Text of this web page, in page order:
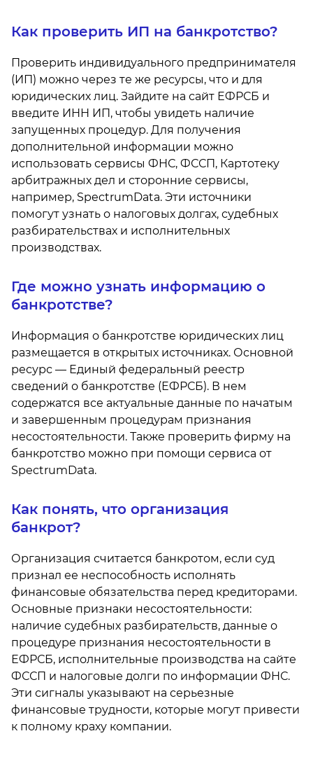
Как проверить ИП на банкротство?
Проверить индивидуального предпринимателя
(ИП) можно через те же ресурсы, что и для
юридических лиц. Зайдите на сайт ЕФРСБ и
введите ИНН ИП, чтобы увидеть наличие
запущенных процедур. Для получения
дополнительной информации можно
использовать сервисы ФНС, ФССП, Картотеку
арбитражных дел и сторонние сервисы,
например, SpectrumData. Эти источники
помогут узнать о налоговых долгах, судебных
разбирательствах и исполнительных
производствах.
Где можно узнать информацию о
банкротстве?
Информация о банкротстве юридических лиц
размещается в открытых источниках. Основной
ресурс — Единый федеральный реестр
сведений о банкротстве (ЕФРСБ). В нем
содержатся все актуальные данные по начатым
и завершенным процедурам признания
несостоятельности. Также проверить фирму на
банкротство можно при помощи сервиса от
SpectrumData.
Как понять, что организация
банкрот?
Организация считается банкротом, если суд
признал ее неспособность исполнять
финансовые обязательства перед кредиторами.
Основные признаки несостоятельности:
наличие судебных разбирательств, данные о
процедуре признания несостоятельности в
ЕФРСБ, исполнительные производства на сайте
ФССП и налоговые долги по информации ФНС.
Эти сигналы указывают на серьезные
финансовые трудности, которые могут привести
к полному краху компании.